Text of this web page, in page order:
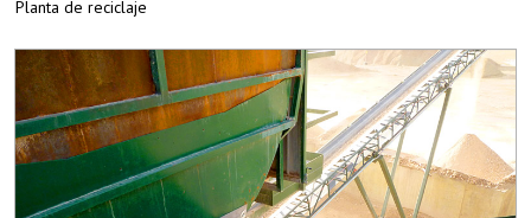
Planta de reciclaje